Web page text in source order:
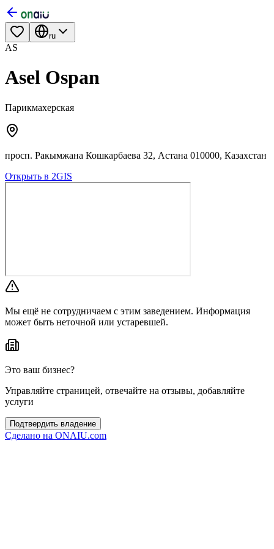
ru
AS
Asel Ospan
Парикмахерская
просп. Ракымжана Кошкарбаева 32, Астана 010000, Казахстан
Открыть в 2GIS
Мы ещё не сотрудничаем с этим заведением. Информация
может быть неточной или устаревшей.
Это ваш бизнес?
Управляйте страницей, отвечайте на отзывы, добавляйте
услуги
Подтвердить владение
Сделано на ONAIU.com